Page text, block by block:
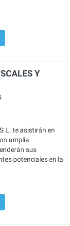
Y
S.L. te asistirán en
amplia
sus
potenciales en la